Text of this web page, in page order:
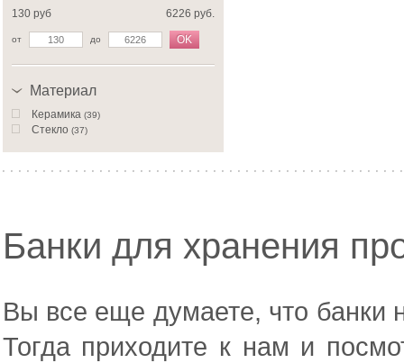
130 руб 6226 руб.
от до OK
Материал
Керамика (39)
Стекло (37)
Банки для хранения
Вы все еще думаете, что банки
Тогда приходите к нам и